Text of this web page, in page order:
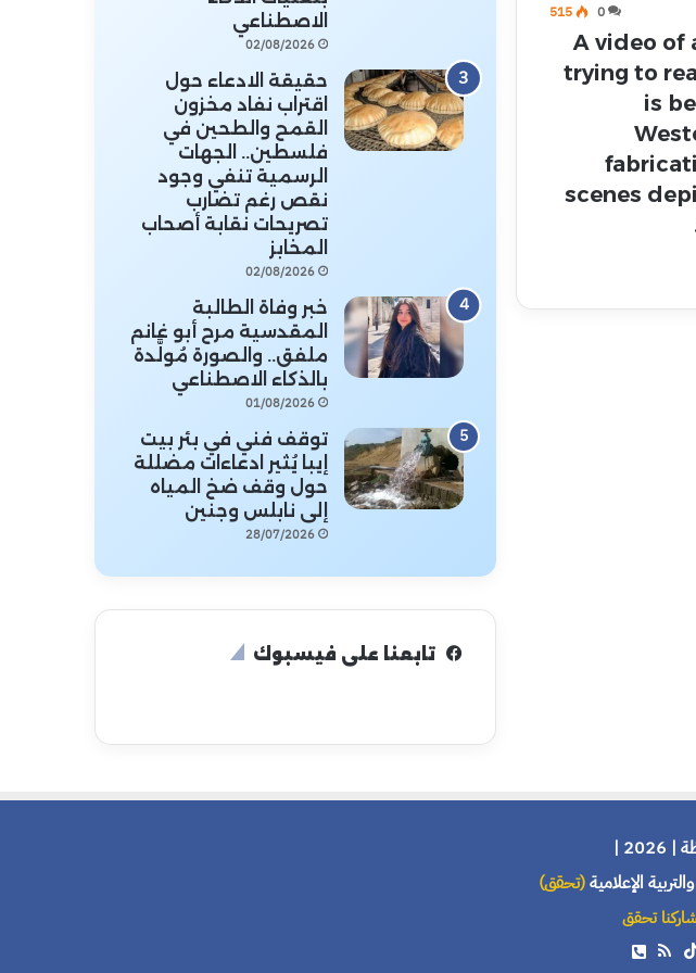
0
515
A video of
trying to
is
scenes
الاصطناعي
02/08/2026
حقيقة الادعاء حول
اقتراب نفاد مخزون
القمح والطحين في
فلسطين.. الجهات
الرسمية تنفي وجود
نقص رغم تضارب
تصريحات نقابة أصحاب
المخابز
02/08/2026
خبر وفاة الطالبة
المقدسية مرح أبو غانم
ملفق.. والصورة مُولَّدة
بالذكاء الاصطناعي
01/08/2026
توقف فني في بئر بيت
إيبا يُثير ادعاءات مضللة
حول وقف ضخ المياه
إلى نابلس وجنين
28/07/2026
تابعنا على فيسبوك
|
الإعلامية(تحقق)
شاركنا تحقق
‫TikTokملخص